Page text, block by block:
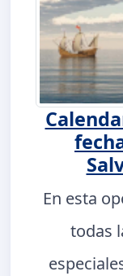
En esta
todas